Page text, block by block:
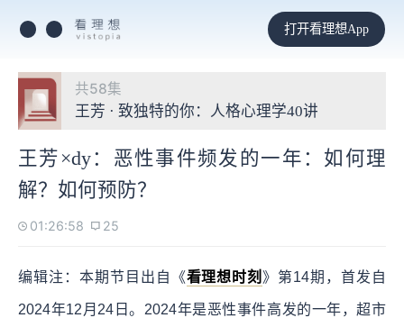
打开看理想App
共58集
王芳 · 致独特的你：人格心理学40讲
王芳×dy：恶性事件频发的一年：如何理
解？如何预防？
01:26:58 25
编辑注：本期节目出自《看理想时刻 》第14期，首发自
2024年12月24日。2024年是恶性事件高发的一年，超市